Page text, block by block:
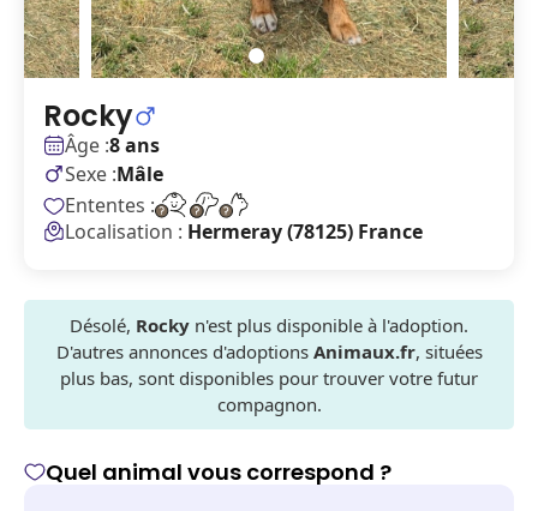
Rocky
Âge :8 ans
Sexe :Mâle
Ententes :
Localisation : Hermeray (78125) France
Désolé, Rocky n'est plus disponible à l'adoption.
D'autres annonces d'adoptions Animaux.fr, situées
plus bas, sont disponibles pour trouver votre futur
compagnon.
Quel animal vous correspond ?